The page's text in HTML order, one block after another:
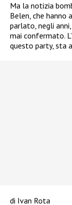
Ma la notizia
Belen, che hanno
parlato, negli
mai confermato.
questo party, sta
di Ivan Rota